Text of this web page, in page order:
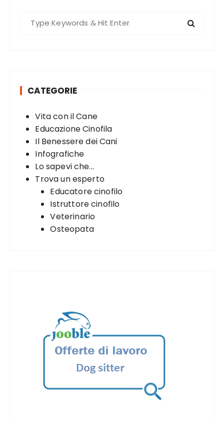
CATEGORIE
Vita con il Cane
Educazione Cinofila
Il Benessere dei Cani
Infografiche
Lo sapevi che...
Trova un esperto
Educatore cinofilo
Istruttore cinofilo
Veterinario
Osteopata